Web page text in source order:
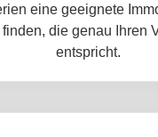
eine geeignete
die genau Ihren
entspricht.